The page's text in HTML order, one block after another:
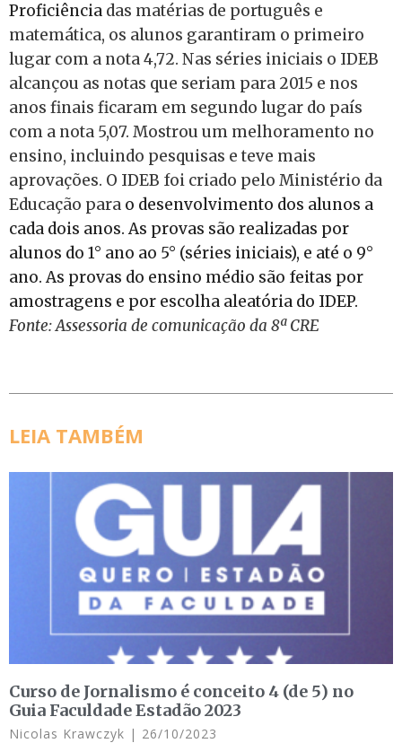
Proficiência das matérias de português e
matemática, os alunos garantiram o primeiro
lugar com a nota 4,72. Nas séries iniciais o IDEB
alcançou as notas que seriam para 2015 e nos
anos finais ficaram em segundo lugar do país
com a nota 5,07. Mostrou um melhoramento no
ensino, incluindo pesquisas e teve mais
aprovações. O IDEB foi criado pelo Ministério da
Educação para o desenvolvimento dos alunos a
cada dois anos. As provas são realizadas por
alunos do 1° ano ao 5° (séries iniciais), e até o 9°
ano. As provas do ensino médio são feitas por
amostragens e por escolha aleatória do IDEP.
Fonte: Assessoria de comunicação da 8ª CRE
LEIA TAMBÉM
Curso de Jornalismo é conceito 4 (de 5) no
Guia Faculdade Estadão 2023
Nicolas Krawczyk 26/10/2023